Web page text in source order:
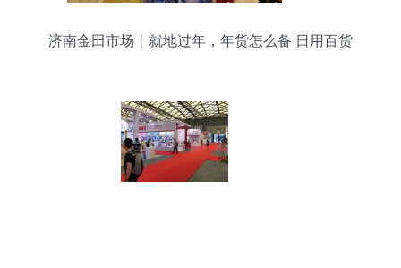
济南金田市场丨就地过年，年货怎么备 日用百货